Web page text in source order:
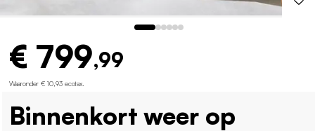
€ 799,99
Waaronder € 10,93 ecotax
Binnenkort weer op